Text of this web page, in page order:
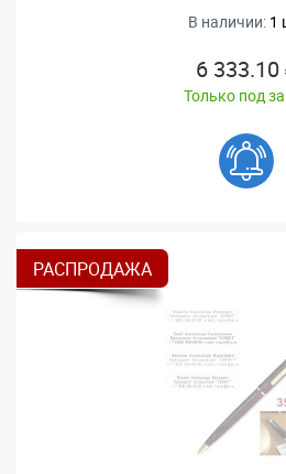
В наличии: 1
6 333.10
Только под
РАСПРОДАЖА